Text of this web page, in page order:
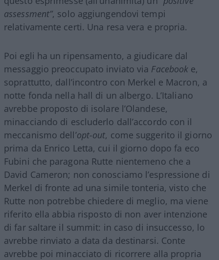
assessment”, solo aggiungendovi tempi
relativamente certi. Una resa vera e propria.
Poi egli ha un ripensamento, a giudicare dal
messaggio preoccupato inviato via Facebook e,
soprattutto, dall’incontro con Merkel e Macron, a
notte fonda nella hall di un albergo. L’Italiano
avrebbe proposto di isolare l’Olandese,
minacciando di escluderlo dall’accordo con il
meccanismo dell’opt-out, come suggerito il giorno
prima da Enrico Letta, cui il giorno dopo fa eco
Fubini che paragona Rutte nientemeno che a
David Cameron; non conosciamo l’espressione di
Merkel di fronte ad una simile tonteria, visto che
Rutte non potrebbe chiedere di meglio, ma viene
riferito ella abbia risposto di non aver intenzione
di far saltare il summit: in caso di insuccesso, lo
avrebbe rinviato a data da destinarsi. Conte
avrebbe poi minacciato di ricorrere alla propria